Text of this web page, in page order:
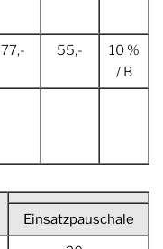
77,- 55,-
10 %
/ B
Einsatzpauschale